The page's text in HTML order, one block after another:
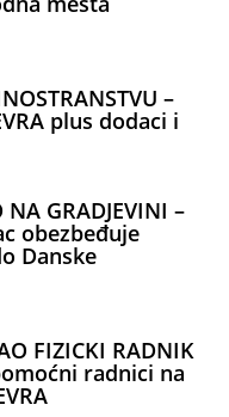
–
plus dodaci i
NA GRADJEVINI –
obezbeđuje
Danske
FIZICKI RADNIK
radnici na